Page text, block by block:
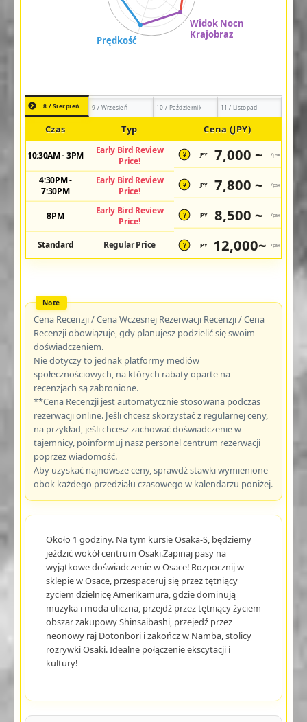
8 / Sierpień 9 / Wrzesień 10 / Październik 11 / Listopad
Czas Typ Cena (JPY)
10:30AM - 3PM
Early Bird Review
Price!
¥ JPY 7,000 ~ /pax
4:30PM -
7:30PM
Early Bird Review
Price!
¥ JPY 7,800 ~ /pax
8PM
Early Bird Review
Price!
¥ JPY 8,500 ~ /pax
Standard Regular Price ¥ JPY 12,000~ /pax
Cena Recenzji / Cena Wczesnej Rezerwacji Recenzji / Cena
Recenzji obowiązuje, gdy planujesz podzielić się swoim
doświadczeniem.
Nie dotyczy to jednak platformy mediów
społecznościowych, na których rabaty oparte na
recenzjach są zabronione.
**Cena Recenzji jest automatycznie stosowana podczas
rezerwacji online. Jeśli chcesz skorzystać z regularnej ceny,
na przykład, jeśli chcesz zachować doświadczenie w
tajemnicy, poinformuj nasz personel centrum rezerwacji
poprzez wiadomość.
Aby uzyskać najnowsze ceny, sprawdź stawki wymienione
obok każdego przedziału czasowego w kalendarzu poniżej.
Około 1 godziny. Na tym kursie Osaka-S, będziemy
jeździć wokół centrum Osaki.Zapinaj pasy na
wyjątkowe doświadczenie w Osace! Rozpocznij w
sklepie w Osace, przespaceruj się przez tętniący
życiem dzielnicę Amerikamura, gdzie dominują
muzyka i moda uliczna, przejdź przez tętniący życiem
obszar zakupowy Shinsaibashi, przejedź przez
neonowy raj Dotonbori i zakończ w Namba, stolicy
rozrywki Osaki. Idealne połączenie ekscytacji i
kultury!